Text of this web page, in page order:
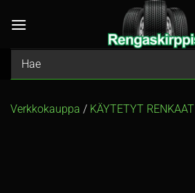
Verkkokauppa / KÄYTETYT RENKAAT